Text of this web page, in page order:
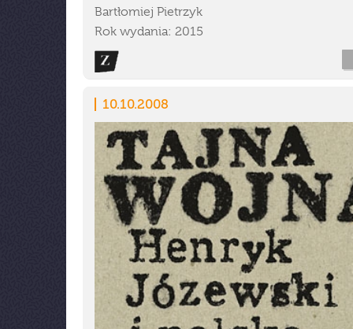
Bartłomiej Pietrzyk
Rok wydania: 2015
10.10.2008